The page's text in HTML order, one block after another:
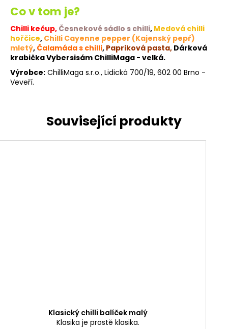
Co v tom je?
Chilli kečup, Česnekové sádlo s chilli, Medová chilli
hořčice, Chilli Cayenne pepper (Kajenský pepř)
mletý, Čalamáda s chilli, Papriková pasta, Dárková
krabička Vybersisám ChilliMaga - velká.
Výrobce: ChilliMaga s.r.o., Lidická 700/19, 602 00 Brno -
Veveří.
Klasický chilli balíček malý
Klasika je prostě klasika.